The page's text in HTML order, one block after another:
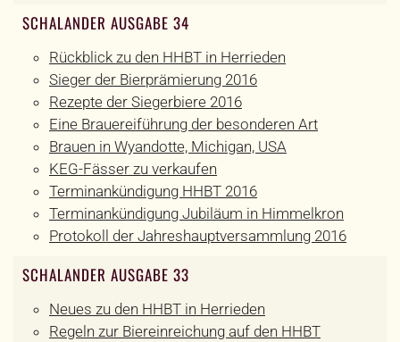
SCHALANDER AUSGABE 34
Rückblick zu den HHBT in Herrieden
Sieger der Bierprämierung 2016
Rezepte der Siegerbiere 2016
Eine Brauereiführung der besonderen Art
Brauen in Wyandotte, Michigan, USA
KEG-Fässer zu verkaufen
Terminankündigung HHBT 2016
Terminankündigung Jubiläum in Himmelkron
Protokoll der Jahreshauptversammlung 2016
SCHALANDER AUSGABE 33
Neues zu den HHBT in Herrieden
Regeln zur Biereinreichung auf den HHBT